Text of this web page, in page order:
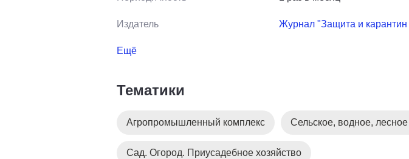
Издатель Журнал "Защита и карантин
Ещё
Тематики
Агропромышленный комплекс Сельское, водное, лесное
Сад. Огород. Приусадебное хозяйство